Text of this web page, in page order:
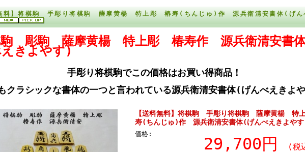
料】将棋駒 手彫り将棋駒 薩摩黄楊 特上彫 椿寿(ちんじゅ)作 源兵衛清安書体(げん
駒 彫駒 薩摩黄楊 特上彫 椿寿作 源兵衛清安書
えきよやす)
手彫り将棋駒でこの価格はお買い得商品！
クラシックな書体の一つと言われている源兵衛清安書体(げんべえきよ
【送料無料】将棋駒 手彫り将棋駒 薩摩黄楊 特
寿(ちんじゅ)作 源兵衛清安書体(げんべえきよや
価格:
29,700円 (税